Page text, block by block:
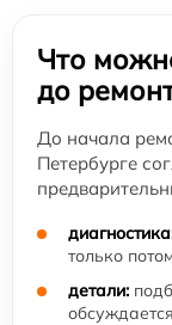
Что
до
До начала
Петербурге
только
детали: